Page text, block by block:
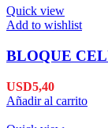
Quick view
Add to wishlist
BLOQUE
USD5,40
Añadir al carrito